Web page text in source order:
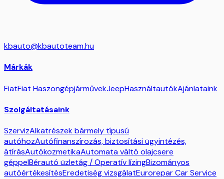
kbauto@kbautoteam.hu
Márkák
FiatFiat HaszongépjárművekJeepHasználtautókAjánlataink
Szolgáltatásaink
SzervizAlkatrészek bármely típusú
autóhozAutófinanszírozás, biztosítási ügyintézés,
átírásAutókozmetikaAutomata váltó olajcsere
géppelBérautó üzletág / Operatív lízingBizományos
autóértékesítésEredetiség vizsgálatEurorepar Car Service